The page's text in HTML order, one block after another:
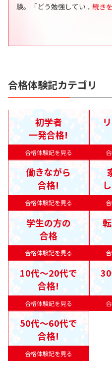
験。「どう勉強してい... 続き
合格体験記カテゴリ
合格体験記を見る
初学者
一発合格!
合格体験記を見る
働きながら
合格!
合格体験記を見る
学生の方の
合格
合格体験記を見る
10代〜20代で
合格!
合格体験記を見る
50代〜60代で
合格!